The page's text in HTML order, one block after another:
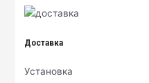
Доставка
Установка